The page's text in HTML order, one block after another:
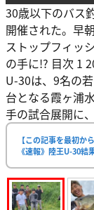
30歳以下のバス
開催された。早
ストップフィッ
の手に!? 目次 1
U-30は、9名の
台となる霞ヶ浦
手の試合展開に
【この記事を最初か
《速報》陸王U-30